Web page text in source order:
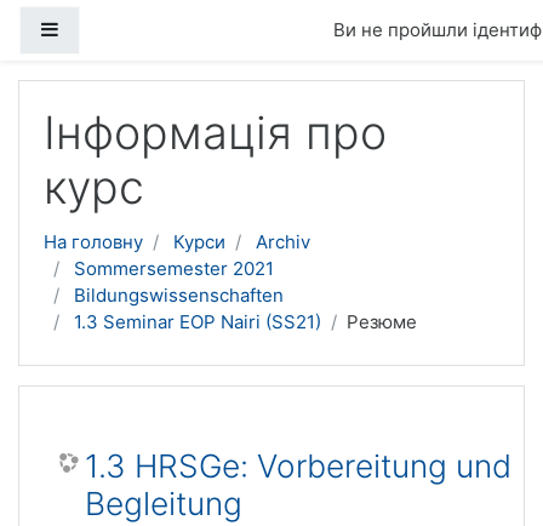
Ви не пройшли
Інформація про
курс
На головну Курси
Archiv
Sommersemester 2021
Bildungswissenschaften
1.3 Seminar EOP Nairi (SS21)
Резюме
1.3 HRSGe: Vorbereitung und
Begleitung